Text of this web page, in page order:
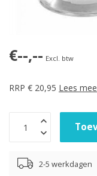
€--,-- Excl. btw
RRP € 20,95 Lees
2-5 werkdagen